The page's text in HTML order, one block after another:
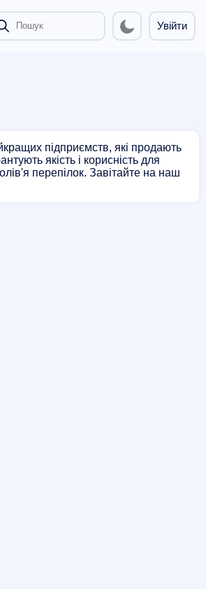
Увійти
підприємств, які продають
якість і корисність для
перепілок. Завітайте на наш